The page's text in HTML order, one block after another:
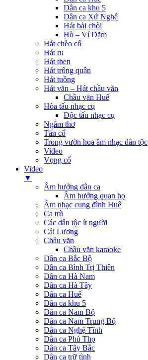
Dân ca khu 5
Dân ca Xứ Nghệ
Hát bài chòi
Hò – Ví Dặm
Hát chèo cổ
Hát ru
Hát then
Hát trống quân
Hát tuồng
Hát văn – Hát chầu văn
Chầu văn Huế
Hòa tấu nhạc cụ
Độc tấu nhạc cụ
Ngâm thơ
Tân cổ
Trong vườn hoa âm nhạc dân tộc
Video
Vọng cổ
Video
▼
Âm hưởng dân ca
Âm hưởng quan họ
Âm nhạc cung đình Huế
Ca trù
Các dân tộc ít người
Cải Lương
Chầu văn
Chầu văn karaoke
Dân ca Bắc Bộ
Dân ca Bình Trị Thiên
Dân ca Hà Nam
Dân ca Hà Tây
Dân ca Huế
Dân ca khu 5
Dân ca Nam Bộ
Dân ca Nam Trung Bộ
Dân ca Nghệ Tĩnh
Dân ca Phú Thọ
Dân ca Tây Bắc
Dân ca trữ tình